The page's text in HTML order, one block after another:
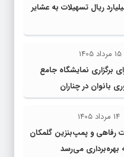
۸۵ میلیارد ریال تسهیلات به عشایر
15 مرداد 1405
برگزاری نمایشگاه جامع
بانوان در چناران
14 مرداد 1405
رفاهی و پمپ‌بنزین گلمکان
بهره‌برداری می‌رسد